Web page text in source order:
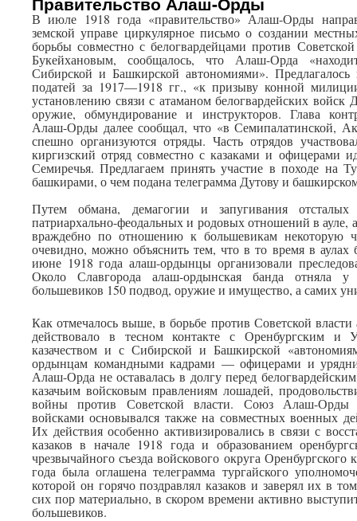
В июле 1918 года «правительство» Алаш-Орды
земской управе циркулярное письмо о создании
борьбы совместно с белогвардейцами против
Букейхановым, сообщалось, что Алаш-Орда
Сибирской и Башкирской автономиями».
податей за 1917—1918 гг., «к призыву конной
установлению связи с атаманом белогвардейских
оружие, обмундирование и инструкторов. Глава
Алаш-Орды далее сообщал, что «в Семипалатинской,
спешно организуются отряды. Часть отрядов
киргизский отряд совместно с казаками и офицерами
Семиречья. Предлагаем принять участие в походе на
башкирами, о чем подана телеграмма Дутову и
Путем обмана, демагогии и запугивания отсталых
патриархально-феодальных и родовых отношений в ауле,
враждебно по отношению к большевикам некоторую
очевидно, можно объяснить тем, что в то время в
июне 1918 года алаш-ордынцы организовали
Около Славгорода алаш-ордынская банда отняла
большевиков 150 подвод, оружие и имущество, а самих
Как отмечалось выше, в борьбе против Советской
действовало в тесном контакте с Оренбургским и
казачеством и с Сибирской и Башкирской
ордынцам командными кадрами — офицерами и
Алаш-Орда не оставалась в долгу перед
казачьим войсковым правлениям лошадей,
войны против Советской власти. Союз Алаш-Орды
войсками основывался также на совместных военных
Их действия особенно активизировались в связи с
казаков в начале 1918 года и образованием
чрезвычайного съезда войскового округа Оренбургского
года была оглашена телеграмма тургайского
которой он горячо поздравлял казаков и заверял их в
сих пор материально, в скором времени активно
большевиков.